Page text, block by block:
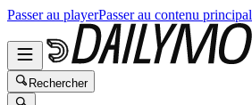
Passer au playerPasser au contenu principal
Rechercher